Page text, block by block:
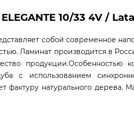
10/33 4V /
собой современное
Ламинат производится в
продукции.Особенностью
с использованием
фактуру натурального дерева.